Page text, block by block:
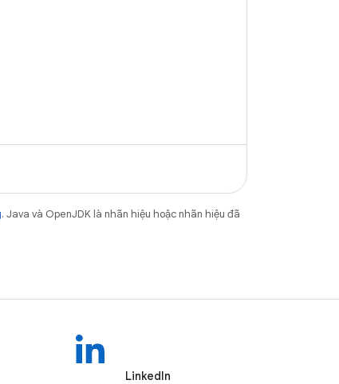
. Java và OpenJDK là nhãn hiệu hoặc nhãn hiệu đã
LinkedIn